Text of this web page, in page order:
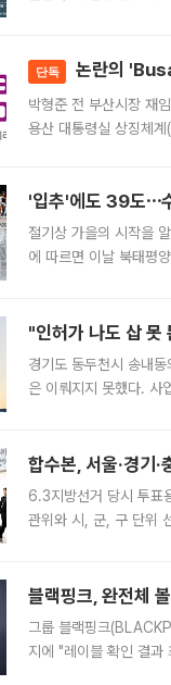
단독 논란의
박형준 전 부산시장 재
용산 대통령실 상징체
'입추'에도 39도⋯
절기상 가을의 시작을
에 따르면 이날 북태평
"인허가 나도 삽
경기도 동두천시 송내
은 이뤄지지 못했다.
합수본, 서울·경기
6.3지방선거 당시 투표
관위와 시, 군, 구 단위
블랙핑크, 완전체
그룹 블랙핑크
지에 "레이블 확인 결과